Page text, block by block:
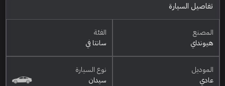
تفاصيل السيارة
المصنع
هيونداي
الفئة
سانتا في
الموديل
عادي
نوع السيارة
سيدان